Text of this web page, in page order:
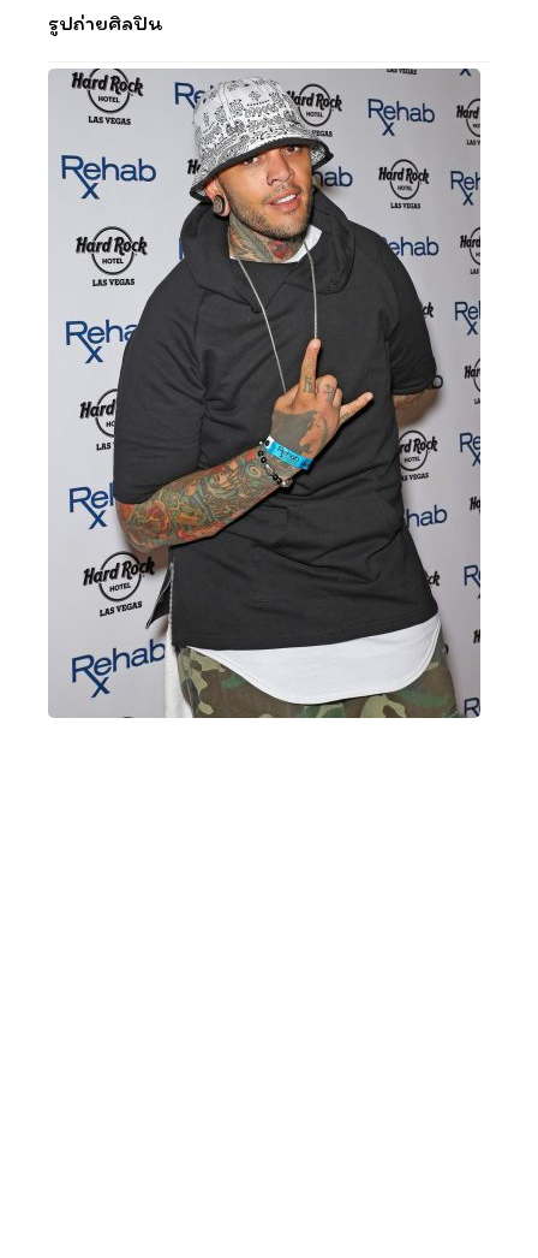
รูปถ่ายศิลปิน